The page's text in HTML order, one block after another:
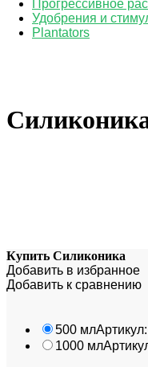
Прогрессивное
Удобрения и
Plantators
Купить Силиконика
Добавить в избранное
Добавить к сравнению
500 млАртикул:
1000 мл